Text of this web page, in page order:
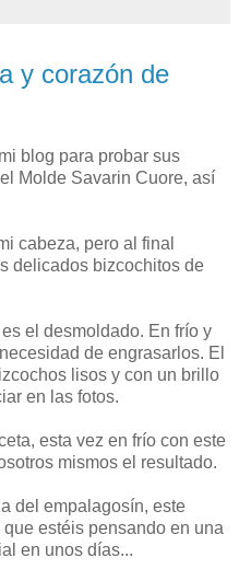
y corazón de
blog para probar sus
Molde Savarin Cuore, así
cabeza, pero al final
delicados bizcochitos de
el desmoldado. En frío y
de engrasarlos. El
lisos y con un brillo
en las fotos.
esta vez en frío con este
mismos el resultado.
del empalagosín, este
estéis pensando en una
en unos días...